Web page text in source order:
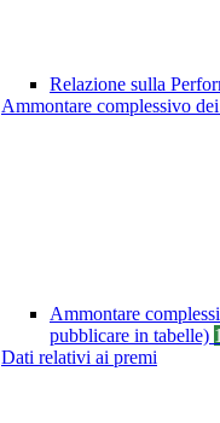
Relazione sulla
Ammontare complessivo
Ammontare
pubblicare in tabelle) 1
Dati relativi ai premi